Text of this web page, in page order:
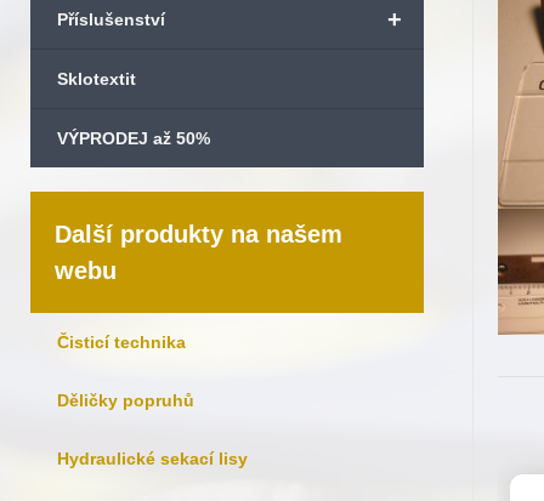
+
Příslušenství
Sklotextit
VÝPRODEJ až 50%
Další produkty na našem
webu
Čisticí technika
Děličky popruhů
Hydraulické sekací lisy